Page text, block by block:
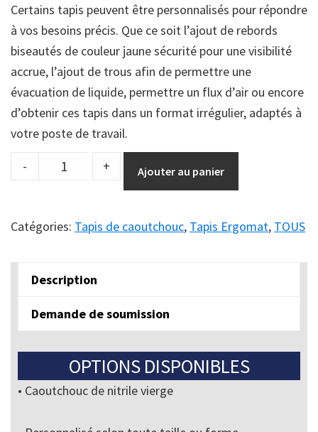
Certains tapis peuvent être personnalisés pour répondre
à vos besoins précis. Que ce soit l’ajout de rebords
biseautés de couleur jaune sécurité pour une visibilité
accrue, l’ajout de trous afin de permettre une
évacuation de liquide, permettre un flux d’air ou encore
d’obtenir ces tapis dans un format irrégulier, adaptés à
votre poste de travail.
Nitro
- + Ajouter au panier
Catégories: Tapis de caoutchouc, Tapis Ergomat, TOUS
Description
Demande de soumission
OPTIONS DISPONIBLES
• Caoutchouc de nitrile vierge